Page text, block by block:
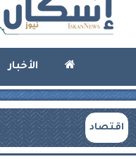
الأخبار
اقتصاد